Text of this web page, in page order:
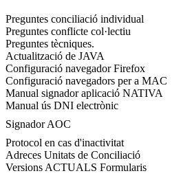
Preguntes conciliació individual
Preguntes conflicte col·lectiu
Preguntes tècniques.
Actualització de JAVA
Configuració navegador Firefox
Configuració navegadors per a MAC
Manual signador aplicació NATIVA
Manual ús DNI electrònic
Signador AOC
Protocol en cas d'inactivitat
Adreces Unitats de Conciliació
Versions ACTUALS Formularis